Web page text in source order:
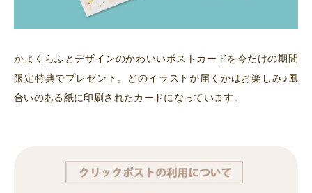
かよくらふとデザインのかわいいポストカードを今だけの期間
限定特典でプレゼント。どのイラストが届くかはお楽しみ♪風
合いのある紙に印刷されたカードになっています。